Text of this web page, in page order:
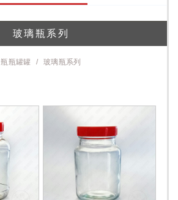
玻璃瓶系列
瓶瓶罐罐 玻璃瓶系列